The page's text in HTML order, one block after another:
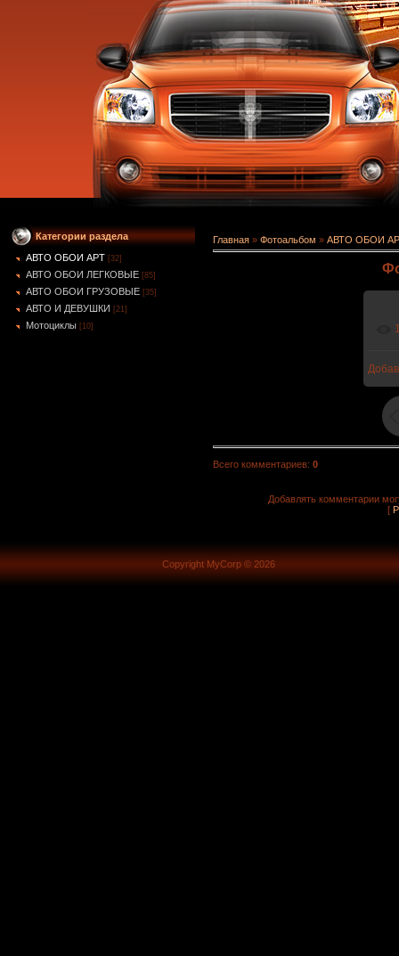
Категории раздела
АВТО ОБОИ АРТ [32]
АВТО ОБОИ ЛЕГКОВЫЕ [85]
АВТО ОБОИ ГРУЗОВЫЕ [35]
АВТО И ДЕВУШКИ [21]
Мотоциклы [10]
Главная » Фотоальбом » АВТО ОБОИ
Всего комментариев: 0
Добавлять комментарии
[
Copyright MyCorp © 2026